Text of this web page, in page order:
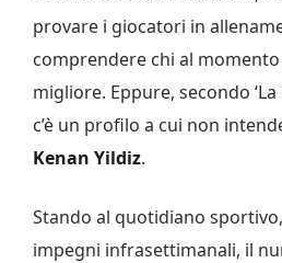
provare i giocatori in
comprendere chi al
migliore. Eppure, secondo
c’è un profilo a cui non
Kenan Yildiz.
Stando al quotidiano
impegni infrasettimanali, il